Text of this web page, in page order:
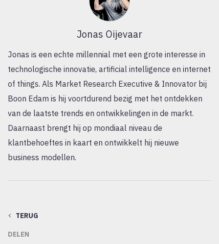
Jonas Oijevaar
Jonas is een echte millennial met een grote interesse in
technologische innovatie, artificial intelligence en internet
of things. Als Market Research Executive & Innovator bij
Boon Edam is hij voortdurend bezig met het ontdekken
van de laatste trends en ontwikkelingen in de markt.
Daarnaast brengt hij op mondiaal niveau de
klantbehoeftes in kaart en ontwikkelt hij nieuwe
business modellen.
TERUG
DELEN